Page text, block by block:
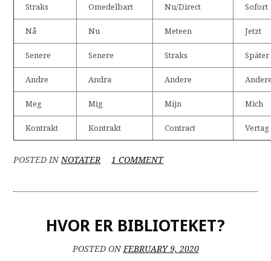
Straks Omedelbart Nu/Direct Sofort
Nå Nu Meteen Jetzt
Senere Senere Straks Später
Andre Andra Andere
Meg Mig Mijn Mich
Kontrakt Kontrakt Contract Vertag
POSTED INNOTATER 1 COMMENTON
HVOR ER BIBLIOTEKET?
POSTED ONFEBRUARY 9, 2020